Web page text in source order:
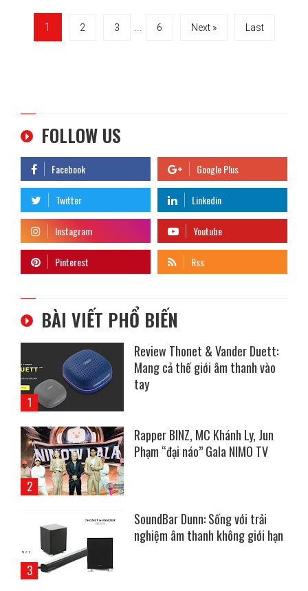
1 2 3 ... 6 Next » Last
FOLLOW US
BÀI VIẾT PHỔ BIẾN
Review Thonet & Vander Duett:
Mang cả thế giới âm thanh vào
tay
Rapper BINZ, MC Khánh Ly, Jun
Phạm “đại náo” Gala NIMO TV
SoundBar Dunn: Sống với trải
nghiệm âm thanh không giới hạn